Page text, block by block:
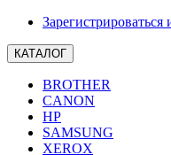
КАТАЛОГ
BROTHER
CANON
HP
SAMSUNG
XEROX